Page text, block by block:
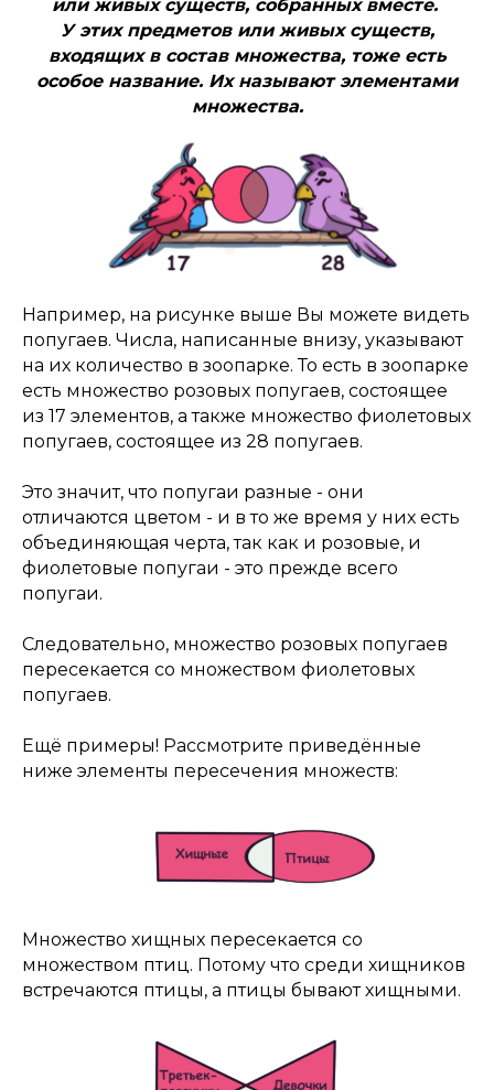
или живых существ, собранных вместе.
У этих предметов или живых существ,
входящих в состав множества, тоже есть
особое название. Их называют элементами
множества.
Например, на рисунке выше Вы можете видеть
попугаев. Числа, написанные внизу, указывают
на их количество в зоопарке. То есть в зоопарке
есть множество розовых попугаев, состоящее
из 17 элементов, а также множество фиолетовых
попугаев, состоящее из 28 попугаев.
Это значит, что попугаи разные - они
отличаются цветом - и в то же время у них есть
объединяющая черта, так как и розовые, и
фиолетовые попугаи - это прежде всего
попугаи.
Следовательно, множество розовых попугаев
пересекается со множеством фиолетовых
попугаев.
Ещё примеры! Рассмотрите приведённые
ниже элементы пересечения множеств:
Множество хищных пересекается со
множеством птиц. Потому что среди хищников
встречаются птицы, а птицы бывают хищными.